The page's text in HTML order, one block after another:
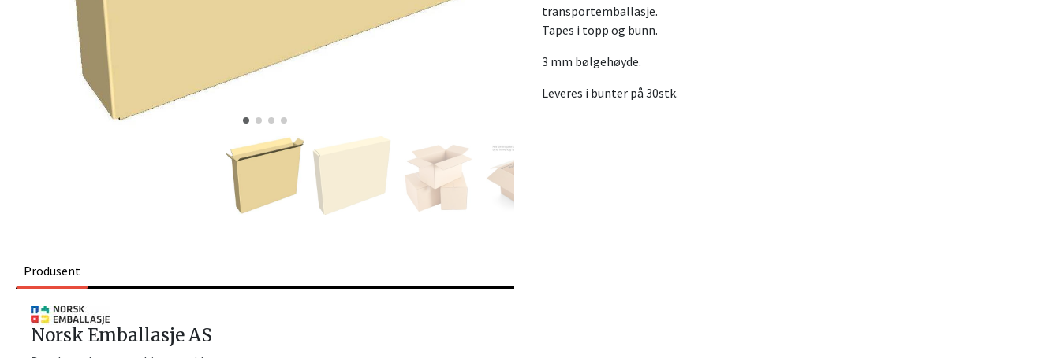
Produsent
Norsk Emballasje AS
transportemballasje.
Tapes i topp og bunn.
3 mm bølgehøyde.
Leveres i bunter på 30stk.